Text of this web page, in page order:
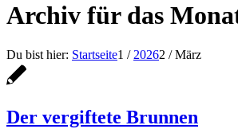
Archiv für das
Du bist hier: Startseite1 / 20262 / März
Der vergiftete Brunnen